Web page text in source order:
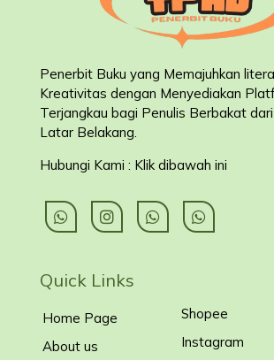
Penerbit Buku yang Memajuhkan
Kreativitas dengan Menyediakan
Terjangkau bagi Penulis Berbakat
Latar Belakang
Hubungi Kami : Klik dibawah ini
Quick Links
Home Page
About us
Shopee
Instagram